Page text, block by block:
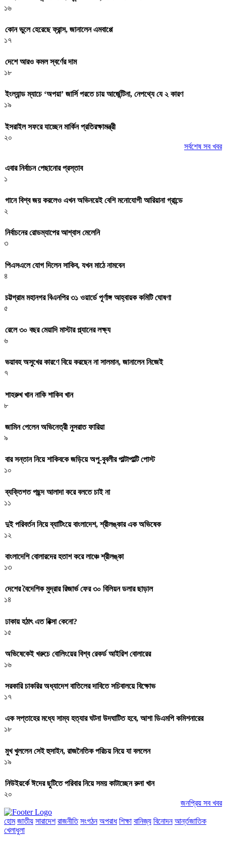
১৬
কোন ভুলে হেরেছে ফ্রান্স, জানালেন এমবাপ্পে
১৭
দেশে আরও কমল স্বর্ণের দাম
১৮
ইংল্যান্ড ম্যাচে ‘অপয়া’ জার্সি পরতে চায় আর্জেন্টিনা, নেপথ্যে যে ২ কারণ
১৯
ইসরাইল সফরে যাচ্ছেন মার্কিন প্রতিরক্ষামন্ত্রী
২০
সর্বশেষ সব খবর
এবার নির্বাচন পেছানোর প্রস্তাব
১
গানে বিশ্ব জয় করলেও এখন অভিনয়েই বেশি মনোযোগী আরিয়ানা গ্রান্ডে
২
নির্বাচনের রোডম্যাপের আশ্বাস মেলেনি
৩
পিএসএলে যোগ দিলেন সাকিব, যখন মাঠে নামবেন
৪
চট্টগ্রাম মহানগর বিএনপির ৩১ ওয়ার্ডে পূর্ণাঙ্গ আহ্বায়ক কমিটি ঘোষণা
৫
রেলে ৩০ বছর মেয়াদি মাস্টার প্ল্যানের লক্ষ্য
৬
ভয়াবহ অসুখের কারণে বিয়ে করছেন না সালমান, জানালেন নিজেই
৭
শাহরুখ খান নাকি শাকিব খান
৮
জামিন পেলেন অভিনেত্রী নুসরাত ফারিয়া
৯
বার সন্তান নিয়ে শাকিবকে জড়িয়ে অপু-বুবলীর পাল্টাপাল্টি পোস্ট
১০
ব্যক্তিগত পছন্দ আলাদা করে বলতে চাই না
১১
দুই পরিবর্তন নিয়ে ব্যাটিংয়ে বাংলাদেশ, শ্রীলঙ্কার এক অভিষেক
১২
বাংলাদেশি বোলারদের হতাশ করে লাঞ্চে শ্রীলঙ্কা
১৩
দেশের বৈদেশিক মুদ্রার রিজার্ভ ফের ৩০ বিলিয়ন ডলার ছাড়াল
১৪
ঢাকায় হঠাৎ এত রিক্সা কেনো?
১৫
অভিষেকেই খরুচে বোলিংয়ের বিশ্ব রেকর্ড আইরিশ বোলারের
১৬
সরকারি চাকরির অধ্যাদেশ বাতিলের দাবিতে সচিবালয়ে বিক্ষোভ
১৭
এক সপ্তাহের মধ্যে সাম্য হত্যার ঘটনা উদঘাটিত হবে, আশা ডিএমপি কমিশনারের
১৮
মুখ খুললেন সেই হুসাইন, রাজনৈতিক পরিচয় নিয়ে যা বললেন
১৯
নিউইয়র্কে ঈদের ছুটিতে পরিবার নিয়ে সময় কাটাচ্ছেন রুনা খান
২০
জনপ্রিয় সব খবর
হোম জাতীয় সারাদেশ রাজনীতি সংগঠন অপরাধ শিক্ষা বানিজ্য বিনোদন আর্ন্তজাতিক
খেলাধুলা